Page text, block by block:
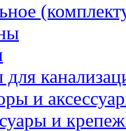
и
и